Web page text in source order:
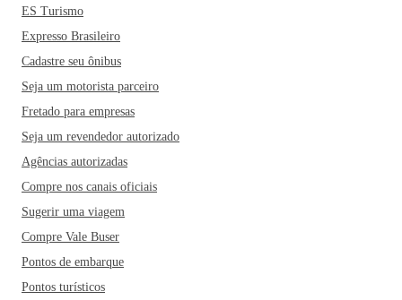
ES Turismo
Expresso Brasileiro
Cadastre seu ônibus
Seja um motorista parceiro
Fretado para empresas
Seja um revendedor autorizado
Agências autorizadas
Compre nos canais oficiais
Sugerir uma viagem
Compre Vale Buser
Pontos de embarque
Pontos turísticos